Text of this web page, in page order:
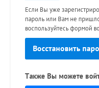
Если Вы уже
пароль или Вам не
воспользуйтесь формой
Восстановить
Также Вы можете